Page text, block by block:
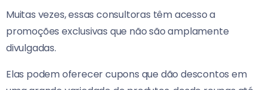
Muitas vezes, essas consultoras têm acesso a
promoções exclusivas que não são amplamente
divulgadas.
Elas podem oferecer cupons que dão descontos em